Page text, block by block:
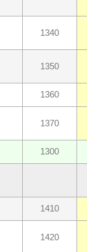
1340
1350
1360
1370
1300
1410
1420